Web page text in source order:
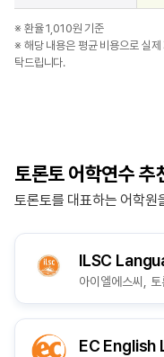
※ 환율 1,010원 기준
※ 해당 내용은 평균 비용으로 실
탁드립니다.
토론토 어학연수 추
토론토를 대표하는 어학원
ILSC
아이엘에스씨, 토
EC